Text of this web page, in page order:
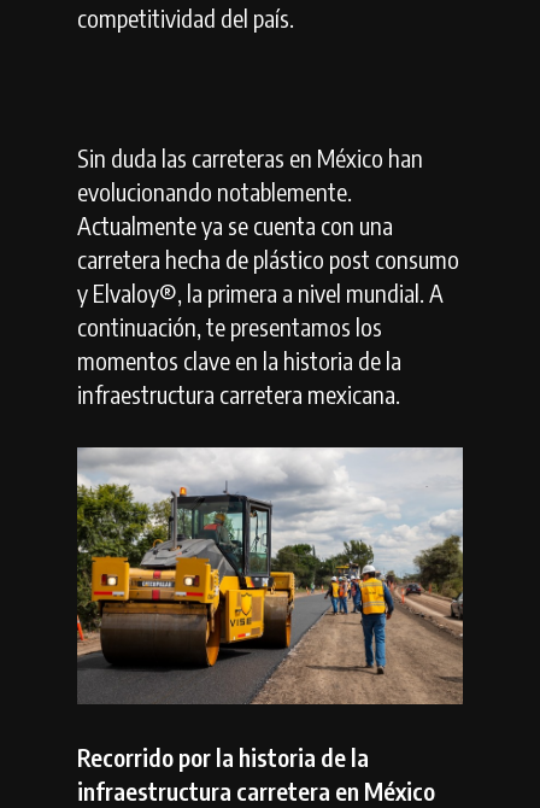
competitividad del país.
Sin duda las carreteras en México han
evolucionando notablemente.
Actualmente ya se cuenta con una
carretera hecha de plástico post consumo
y Elvaloy®, la primera a nivel mundial. A
continuación, te presentamos los
momentos clave en la historia de la
infraestructura carretera mexicana.
Recorrido por la historia de la
infraestructura carretera en México